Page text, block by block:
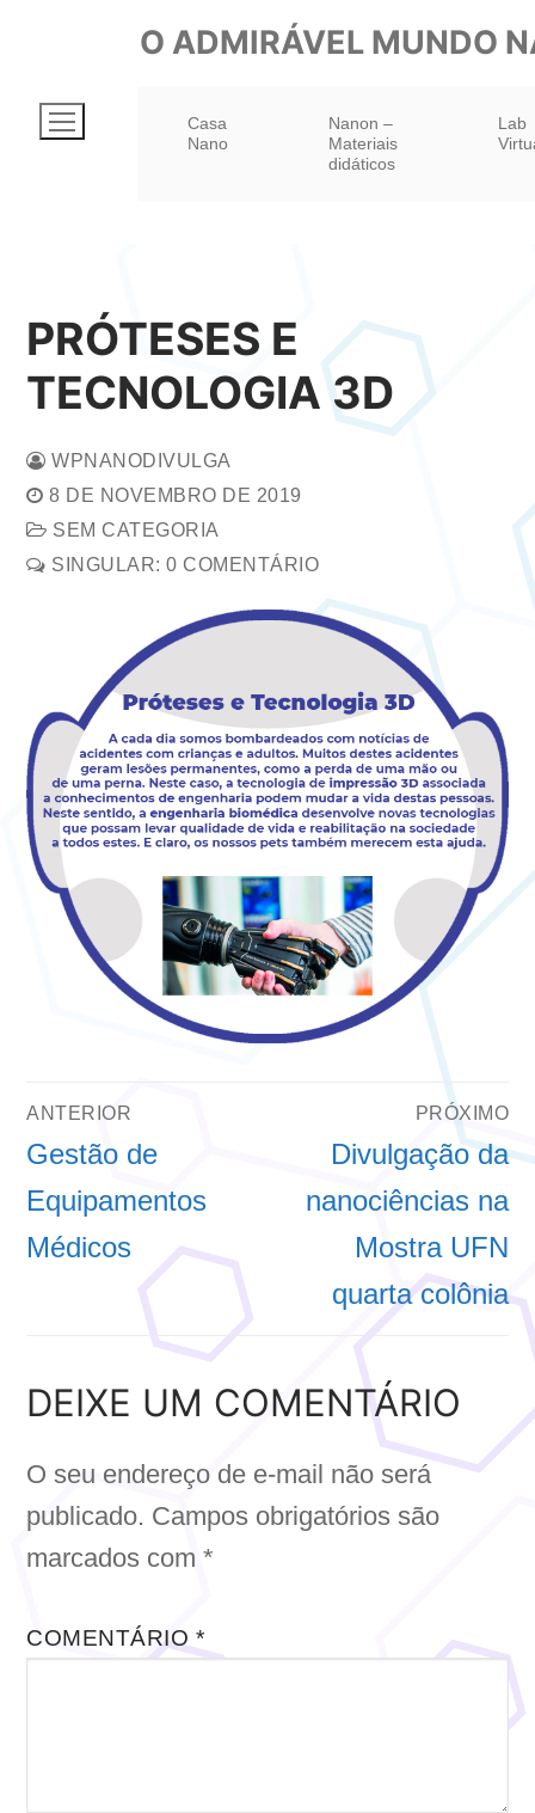
conteúdo
O ADMIRÁVEL MUNDO
Casa
Nano
Nanon –
Materiais
didáticos
Lab
PRÓTESES E
TECNOLOGIA 3D
WPNANODIVULGA
8 DE NOVEMBRO DE 2019
SEM CATEGORIA
SINGULAR: 0 COMENTÁRIO
NAVEGAÇÃO
DE
POST
ANTERIOR
Post
anterior:
Gestão de
Equipamentos
Médicos
PRÓXIMO
Próximo
post:
Divulgação da
nanociências na
Mostra UFN
quarta colônia
DEIXE UM COMENTÁRIO
O seu endereço de e-mail não será
publicado. Campos obrigatórios são
marcados com *
COMENTÁRIO *